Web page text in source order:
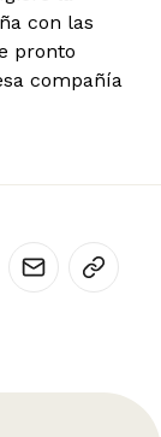
con las
pronto
compañía